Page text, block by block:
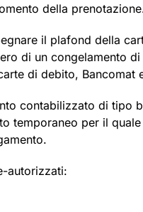
della
il plafond della
di un congelamento
di debito, Bancomat
contabilizzato di tipo
temporaneo per il
autorizzati: